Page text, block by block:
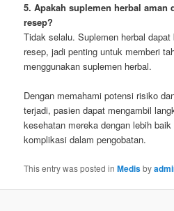
5. Apakah suplemen herbal aman
resep?
Tidak selalu. Suplemen herbal
resep, jadi penting untuk memberi
menggunakan suplemen herbal.
Dengan memahami potensi risiko
terjadi, pasien dapat mengambil
kesehatan mereka dengan lebih
komplikasi dalam pengobatan.
This entry was posted inMedisby